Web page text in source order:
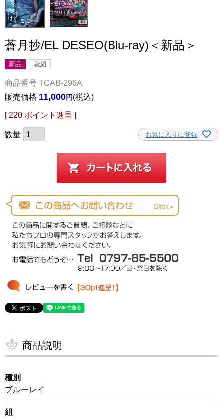
蒼月抄/EL DESEO(Blu-ray)＜新品＞
新品 花組
商品番号 TCAB-296A
販売価格 11,000 税込
[ 220 ポイント進呈 ]
お気に入りに登録
商品説明
種別
ブルーレイ
組